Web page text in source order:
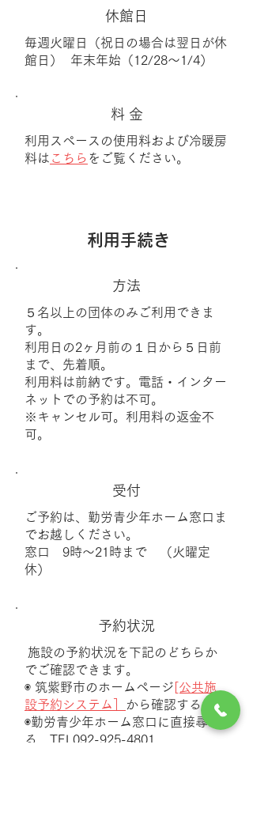
休館日
毎週火曜日（祝日の場合は翌日が休
館日） 年末年始（12/28～1/4）
料 金
利用スペースの使用料および冷暖房
料は こちら をご覧ください。
利用手続き
方法
５名以上の団体のみご利用できま
す。
利用日の2ヶ月前の１日から５日前
まで、先着順。
利用料は前納です。電話・インター
ネットでの予約は不可。
※キャンセル可。利用料の返金不
可。
受付
ご予約は、勤労青少年ホーム窓口ま
でお越しください。
窓口 9時～21時まで （火曜定
休）
予約状況
​施設の予約状況を下記のどちらか
でご確認できます。
◉ 筑紫野市のホームページ [公共施
設予約システム］
から確認する
◉勤労青少年ホーム窓口に直接尋ね
る TEL092-925-4801